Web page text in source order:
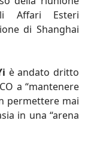
Affari Esteri
di Shanghai
è andato dritto
a “mantenere
permettere mai
in una “arena